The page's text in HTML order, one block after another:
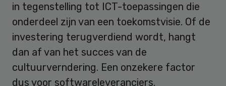
in tegenstelling tot ICT-toepassingen die
onderdeel zijn van een toekomstvisie. Of de
investering terugverdiend wordt, hangt
dan af van het succes van de
cultuurverndering. Een onzekere factor
dus voor softwareleveranciers.